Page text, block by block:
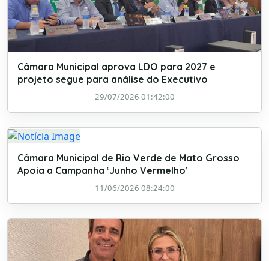
Câmara Municipal aprova LDO para 2027 e
projeto segue para análise do Executivo
29/07/2026 01:42:00
Câmara Municipal de Rio Verde de Mato Grosso
Apoia a Campanha ‘Junho Vermelho’
11/06/2026 08:24:00